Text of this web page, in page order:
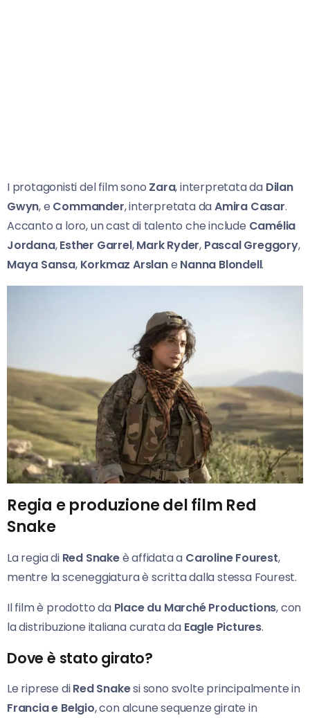
I protagonisti del film sono Zara, interpretata da Dilan
Gwyn, e Commander, interpretata daAmira Casar.
Accanto a loro, un cast di talento che include Camélia
Jordana,Esther Garrel,Mark Ryder, Pascal Greggory,
Maya Sansa, Korkmaz Arslane Nanna Blondell.
Regia e produzione del film Red
Snake
La regia di Red Snakeè affidata a Caroline Fourest,
mentre la sceneggiatura è scritta dalla stessa Fourest.
Il film è prodotto da Place du Marché Productions, con
la distribuzione italiana curata da Eagle Pictures.
Dove è stato girato?
Le riprese diRed Snakesi sono svolte principalmente in
Francia e Belgio, con alcune sequenze girate in